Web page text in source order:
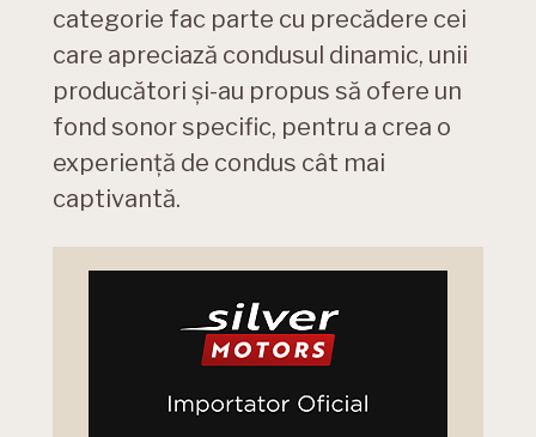
categorie fac parte cu precădere cei
care apreciază condusul dinamic, unii
producători și-au propus să ofere un
fond sonor specific, pentru a crea o
experienţă de condus cât mai
captivantă.